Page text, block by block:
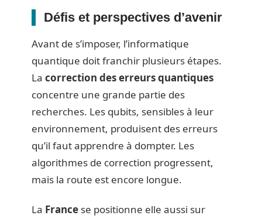
Défis et perspectives d’avenir
Avant de s’imposer, l’informatique
quantique doit franchir plusieurs étapes.
La correction des erreurs quantiques
concentre une grande partie des
recherches. Les qubits, sensibles à leur
environnement, produisent des erreurs
qu’il faut apprendre à dompter. Les
algorithmes de correction progressent,
mais la route est encore longue.
La France se positionne elle aussi sur